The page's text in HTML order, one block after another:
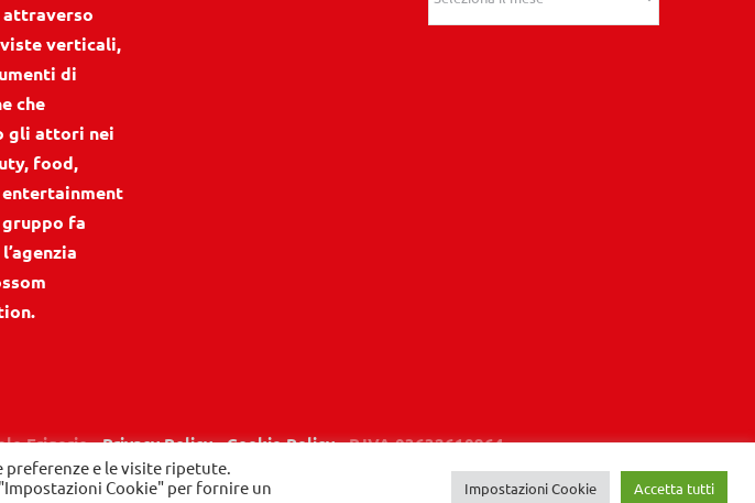
verticali,
di
che
gli attori nei
food,
fa
Frigerio -Privacy Policy-Cookie Policy- P.IVA 03632610964
InstagramFacebook
e le visite ripetute.
Cookie" per fornire un
Impostazioni Cookie Accetta tutti